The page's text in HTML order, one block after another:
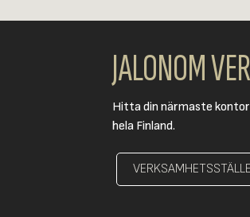
JALONOM
Hitta din närmaste
hela Finland.